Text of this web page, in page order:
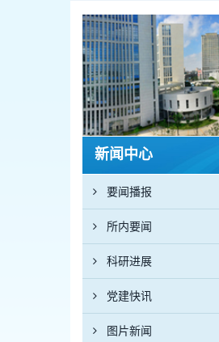
新闻中心
要闻播报
所内要闻
科研进展
党建快讯
图片新闻